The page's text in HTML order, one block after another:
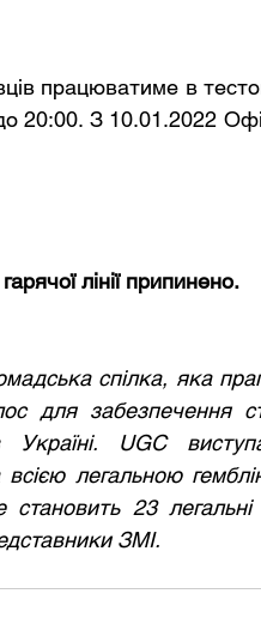
працюватиме в
20:00. З 10.01.2022
лінії припинено.
спілка, яка
для забезпечення
Україні. UGC
легальною
23 легальні
ЗМІ.